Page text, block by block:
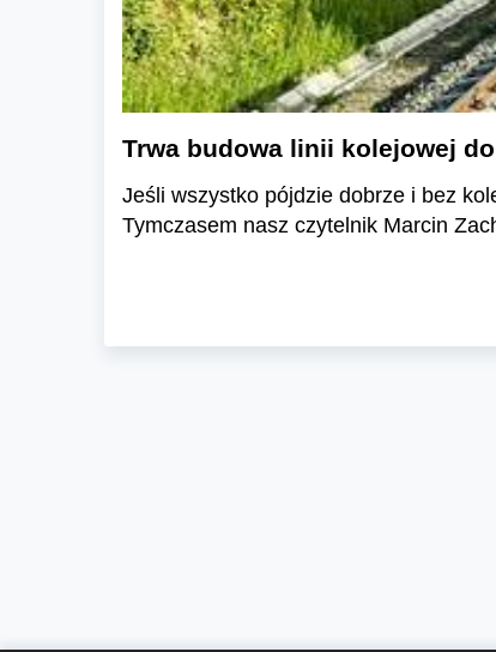
Trwa budowa linii kolejowej
Jeśli wszystko pójdzie dobrze i bez
Tymczasem nasz czytelnik Marcin